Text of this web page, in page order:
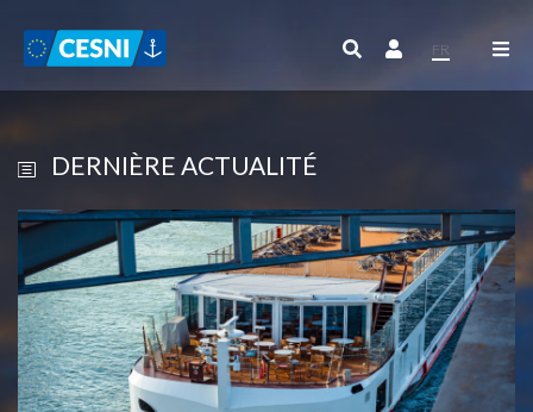
FR
DERNIÈRE ACTUALITÉ